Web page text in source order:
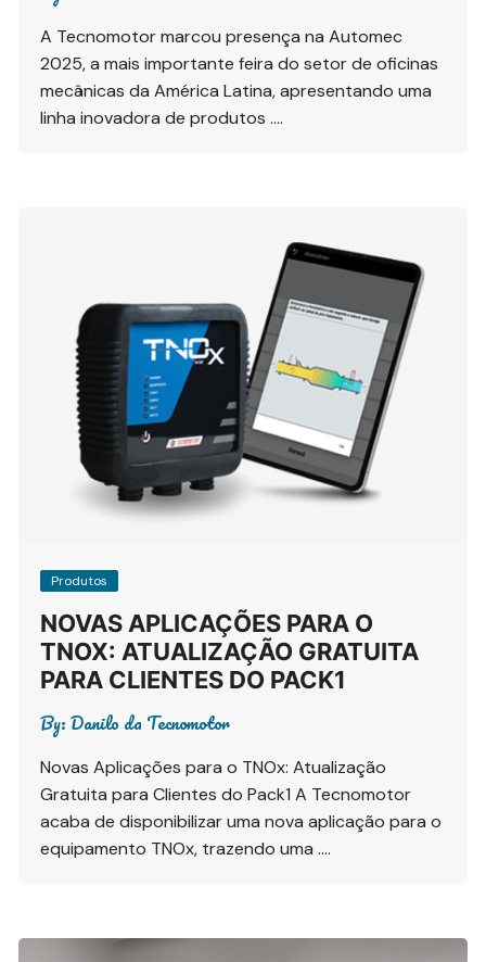
A Tecnomotor marcou presença na Automec
2025, a mais importante feira do setor de oficinas
mecânicas da América Latina, apresentando uma
linha inovadora de produtos ….
Produtos
NOVAS APLICAÇÕES PARA O
TNOX: ATUALIZAÇÃO GRATUITA
PARA CLIENTES DO PACK1
By:Danilo da Tecnomotor
Novas Aplicações para o TNOx: Atualização
Gratuita para Clientes do Pack1 A Tecnomotor
acaba de disponibilizar uma nova aplicação para o
equipamento TNOx, trazendo uma ….